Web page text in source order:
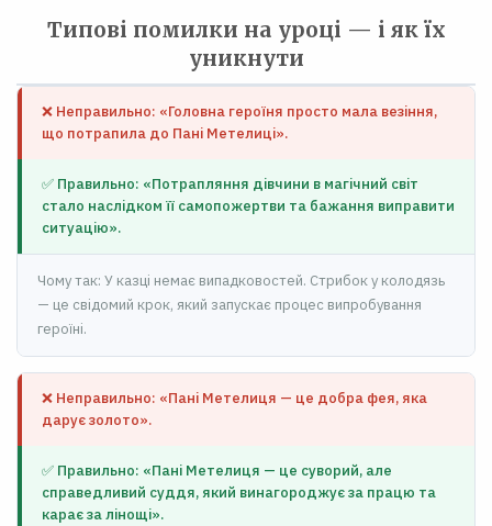
Типові помилки на уроці — і як їх
уникнути
❌ Неправильно: «Головна героїня просто мала везіння,
що потрапила до Пані Метелиці».
✅ Правильно: «Потрапляння дівчини в магічний світ
стало наслідком її самопожертви та бажання виправити
ситуацію».
Чому так: У казці немає випадковостей. Стрибок у колодязь
— це свідомий крок, який запускає процес випробування
героїні.
❌ Неправильно: «Пані Метелиця — це добра фея, яка
дарує золото».
✅ Правильно: «Пані Метелиця — це суворий, але
справедливий суддя, який винагороджує за працю та
карає за лінощі».